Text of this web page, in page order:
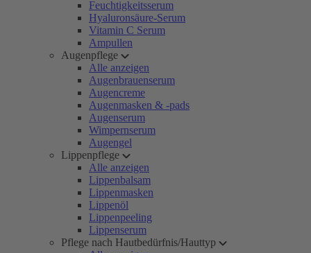
Feuchtigkeitsserum
Hyaluronsäure-Serum
Vitamin C Serum
Ampullen
Augenpflege
Alle anzeigen
Augenbrauenserum
Augencreme
Augenmasken & -pads
Augenserum
Wimpernserum
Augengel
Lippenpflege
Alle anzeigen
Lippenbalsam
Lippenmasken
Lippenöl
Lippenpeeling
Lippenserum
Pflege nach Hautbedürfnis/Hauttyp